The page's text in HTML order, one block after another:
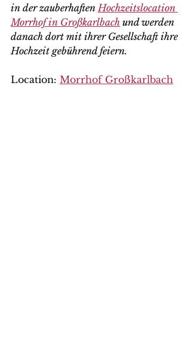
in der zauberhaften Hochzeitslocation
Morrhof in Großkarlbach und werden
danach dort mit ihrer Gesellschaft ihre
Hochzeit gebührend feiern.
Location: Morrhof Großkarlbach